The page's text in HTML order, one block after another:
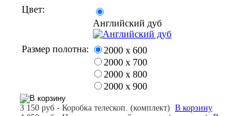
Цвет:
Английский дуб
Размер полотна:
2000 х 600
2000 х 700
2000 х 800
2000 х 900
3 150 руб - Коробка телескоп. (комплект) В корзину